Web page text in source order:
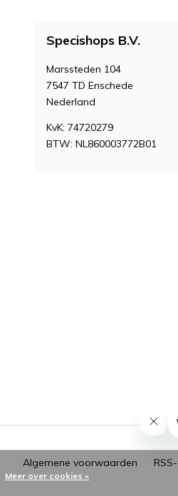
Specishops B.V.
Marssteden 104
7547 TD Enschede
Nederland
KvK: 74720279
BTW: NL860003772B01
Algemene voorwaarden
Meer over cookies »